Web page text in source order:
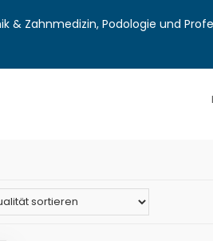
& Zahnmedizin, Podologie und